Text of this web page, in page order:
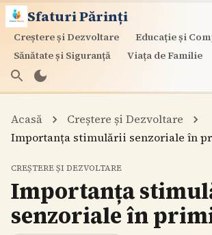
Sfaturi Părinți
Creștere și Dezvoltare
Educație și
Sănătate și Siguranță
Viața de Familie
Acasă
Creștere și Dezvoltare
Importanța stimulării senzoriale în
CREȘTERE ȘI DEZVOLTARE
Importanța
senzoriale în